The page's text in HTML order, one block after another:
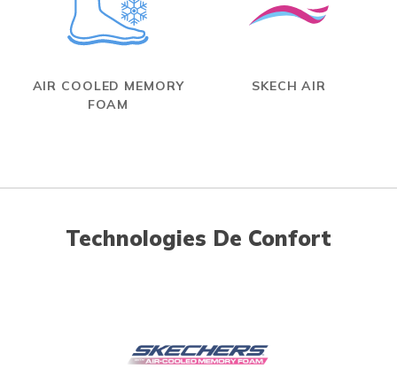
AIR COOLED MEMORY
FOAM
SKECH AIR
Technologies De Confort